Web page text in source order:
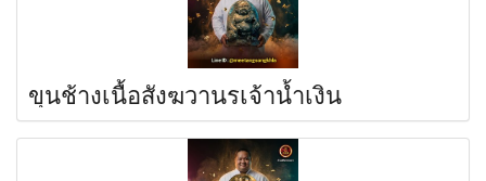
ขุนช้างเนื้อสังฆวานรเจ้าน้ำเงิน